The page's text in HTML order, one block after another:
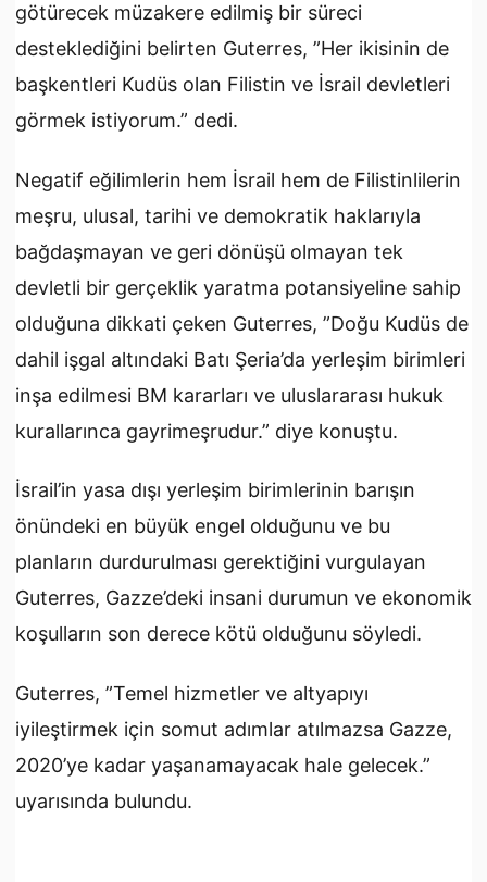
götürecek müzakere edilmiş bir süreci
desteklediğini belirten Guterres, ”Her ikisinin de
başkentleri Kudüs olan Filistin ve İsrail devletleri
görmek istiyorum.” dedi.
Negatif eğilimlerin hem İsrail hem de Filistinlilerin
meşru, ulusal, tarihi ve demokratik haklarıyla
bağdaşmayan ve geri dönüşü olmayan tek
devletli bir gerçeklik yaratma potansiyeline sahip
olduğuna dikkati çeken Guterres, ”Doğu Kudüs de
dahil işgal altındaki Batı Şeria’da yerleşim birimleri
inşa edilmesi BM kararları ve uluslararası hukuk
kurallarınca gayrimeşrudur.” diye konuştu.
İsrail’in yasa dışı yerleşim birimlerinin barışın
önündeki en büyük engel olduğunu ve bu
planların durdurulması gerektiğini vurgulayan
Guterres, Gazze’deki insani durumun ve ekonomik
koşulların son derece kötü olduğunu söyledi.
Guterres, ”Temel hizmetler ve altyapıyı
iyileştirmek için somut adımlar atılmazsa Gazze,
2020’ye kadar yaşanamayacak hale gelecek.”
uyarısında bulundu.